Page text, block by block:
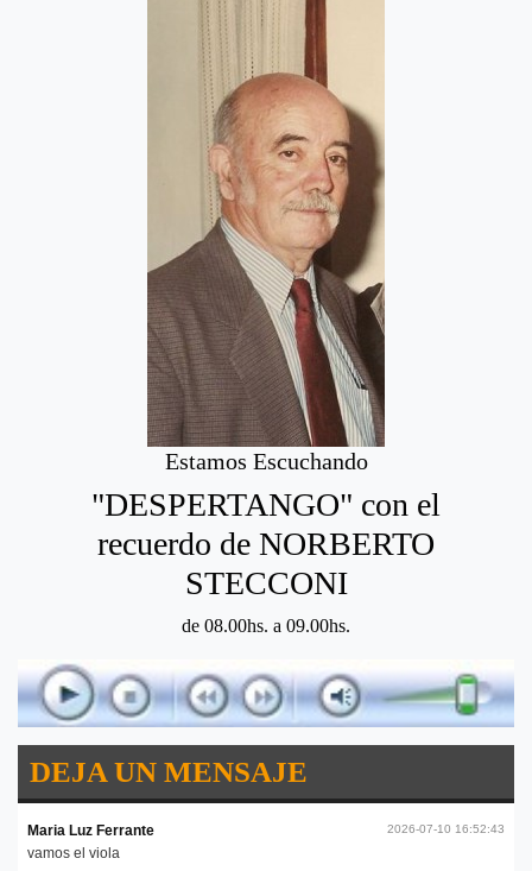
Estamos Escuchando
"DESPERTANGO" con el
recuerdo de NORBERTO
STECCONI
de 08.00hs. a 09.00hs.
DEJA UN MENSAJE